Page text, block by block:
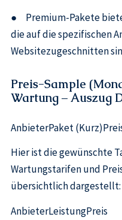
● Premium-Pakete
die auf die spezifischen
Websitezugeschnitten
Preis-Sample
Wartung – Auszug
AnbieterPaket
Hier ist die gewünschte
Wartungstarifen und
übersichtlich dargestellt:
AnbieterLeistungPreis